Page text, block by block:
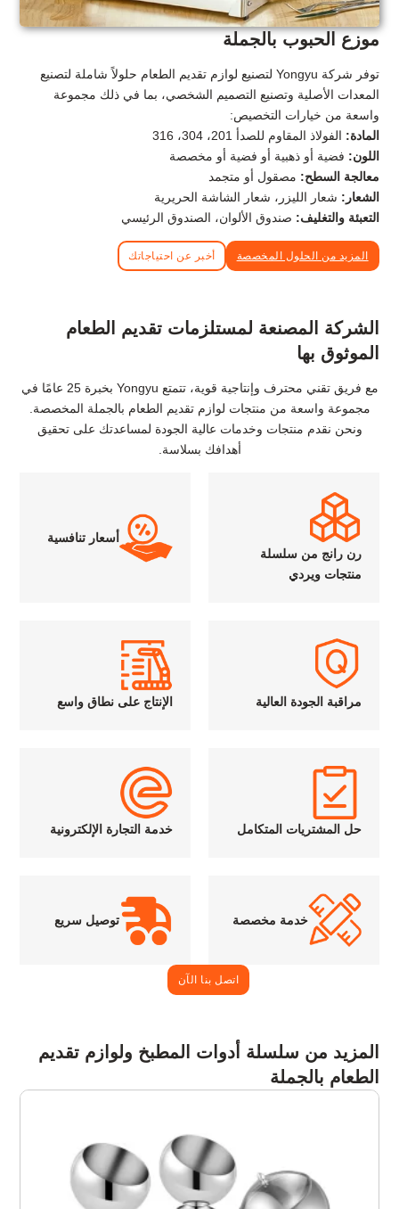
موزع الحبوب بالجملة
توفر شركة Yongyu لتصنيع لوازم تقديم الطعام حلولاً شاملة لتصنيع
المعدات الأصلية وتصنيع التصميم الشخصي، بما في ذلك مجموعة
واسعة من خيارات التخصيص:
المادة: الفولاذ المقاوم للصدأ 201، 304، 316
اللون: فضية أو ذهبية أو فضية أو مخصصة
معالجة السطح: مصقول أو متجمد
الشعار: شعار الليزر، شعار الشاشة الحريرية
التعبئة والتغليف: صندوق الألوان، الصندوق الرئيسي
المزيد من الحلول المخصصة أخبر عن احتياجاتك
الشركة المصنعة لمستلزمات تقديم الطعام
الموثوق بها
مع فريق تقني محترف وإنتاجية قوية، تتمتع Yongyu بخبرة 25 عامًا في
مجموعة واسعة من منتجات لوازم تقديم الطعام بالجملة المخصصة.
ونحن نقدم منتجات وخدمات عالية الجودة لمساعدتك على تحقيق
أهدافك بسلاسة.
رن رانج من سلسلة
منتجات ويردي
أسعار تنافسية
مراقبة الجودة العالية الإنتاج على نطاق واسع
حل المشتريات المتكامل خدمة التجارة الإلكترونية
خدمة مخصصة توصيل سريع
اتصل بنا الآن
المزيد من سلسلة أدوات المطبخ ولوازم تقديم
الطعام بالجملة